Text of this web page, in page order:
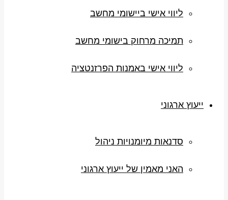
ליווי אישי ביישומי מחשב
תמיכה מרחוק בישומי מחשב
ליווי אישי באמנות הפרזנטציה
ייעוץ ארגוני
סדנאות מיומנויות ניהול
האני מאמין של ייעוץ ארגוני